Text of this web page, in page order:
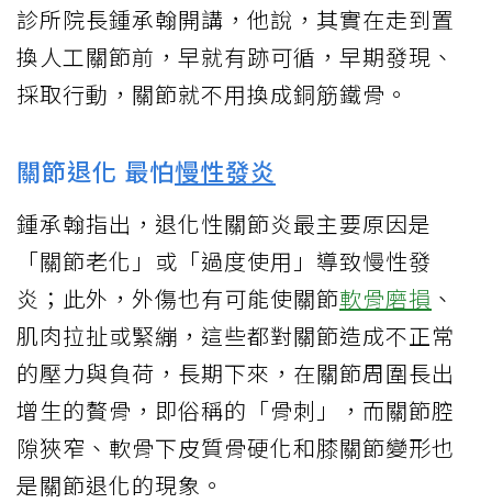
診所院長鍾承翰開講，他說，其實在走到置
換人工關節前，早就有跡可循，早期發現、
採取行動，關節就不用換成銅筋鐵骨。
關節退化 最怕慢性發炎
鍾承翰指出，退化性關節炎最主要原因是
「關節老化」或「過度使用」導致慢性發
炎；此外，外傷也有可能使關節軟骨磨損 、
肌肉拉扯或緊繃，這些都對關節造成不正常
的壓力與負荷，長期下來，在關節周圍長出
增生的贅骨，即俗稱的「骨刺」，而關節腔
隙狹窄、軟骨下皮質骨硬化和膝關節變形也
是關節退化的現象。